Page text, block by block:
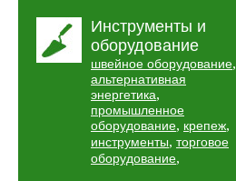
Инструменты и
оборудование
швейное оборудование,
альтернативная
энергетика,
промышленное
оборудование, крепеж,
инструменты, торговое
оборудование,